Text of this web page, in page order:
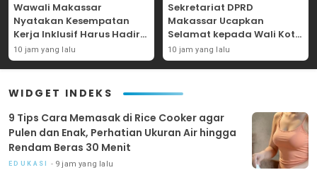
Wawali Makassar
Nyatakan Kesempatan
Kerja Inklusif Harus Hadir
untuk Semua, Termasuk
Penyandang Disabilitas
10 jam yang lalu
Sekretariat DPRD
Makassar Ucapkan
Selamat kepada Wali Kota
atas Raihan Penghargaan
Detiktimur Awards 2026
10 jam yang lalu
WIDGET INDEKS
9 Tips Cara Memasak di Rice Cooker agar
Pulen dan Enak, Perhatian Ukuran Air hingga
Rendam Beras 30 Menit
EDUKASI 9 jam yang lalu